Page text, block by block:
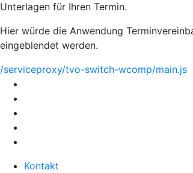
Unterlagen für Ihren Termin.
Hier würde die Anwendung
eingeblendet werden.
/serviceproxy/tvo-switch-wcomp/main.js
Kontakt